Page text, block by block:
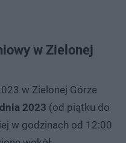
w Zielonej
w Zielonej Górze
2023 (od piątku do
w godzinach od 12:00